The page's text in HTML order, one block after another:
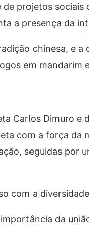
projetos
a presença da
chinesa, e a
em
Carlos Dimuro e
com a força da
seguidas por
com a
da